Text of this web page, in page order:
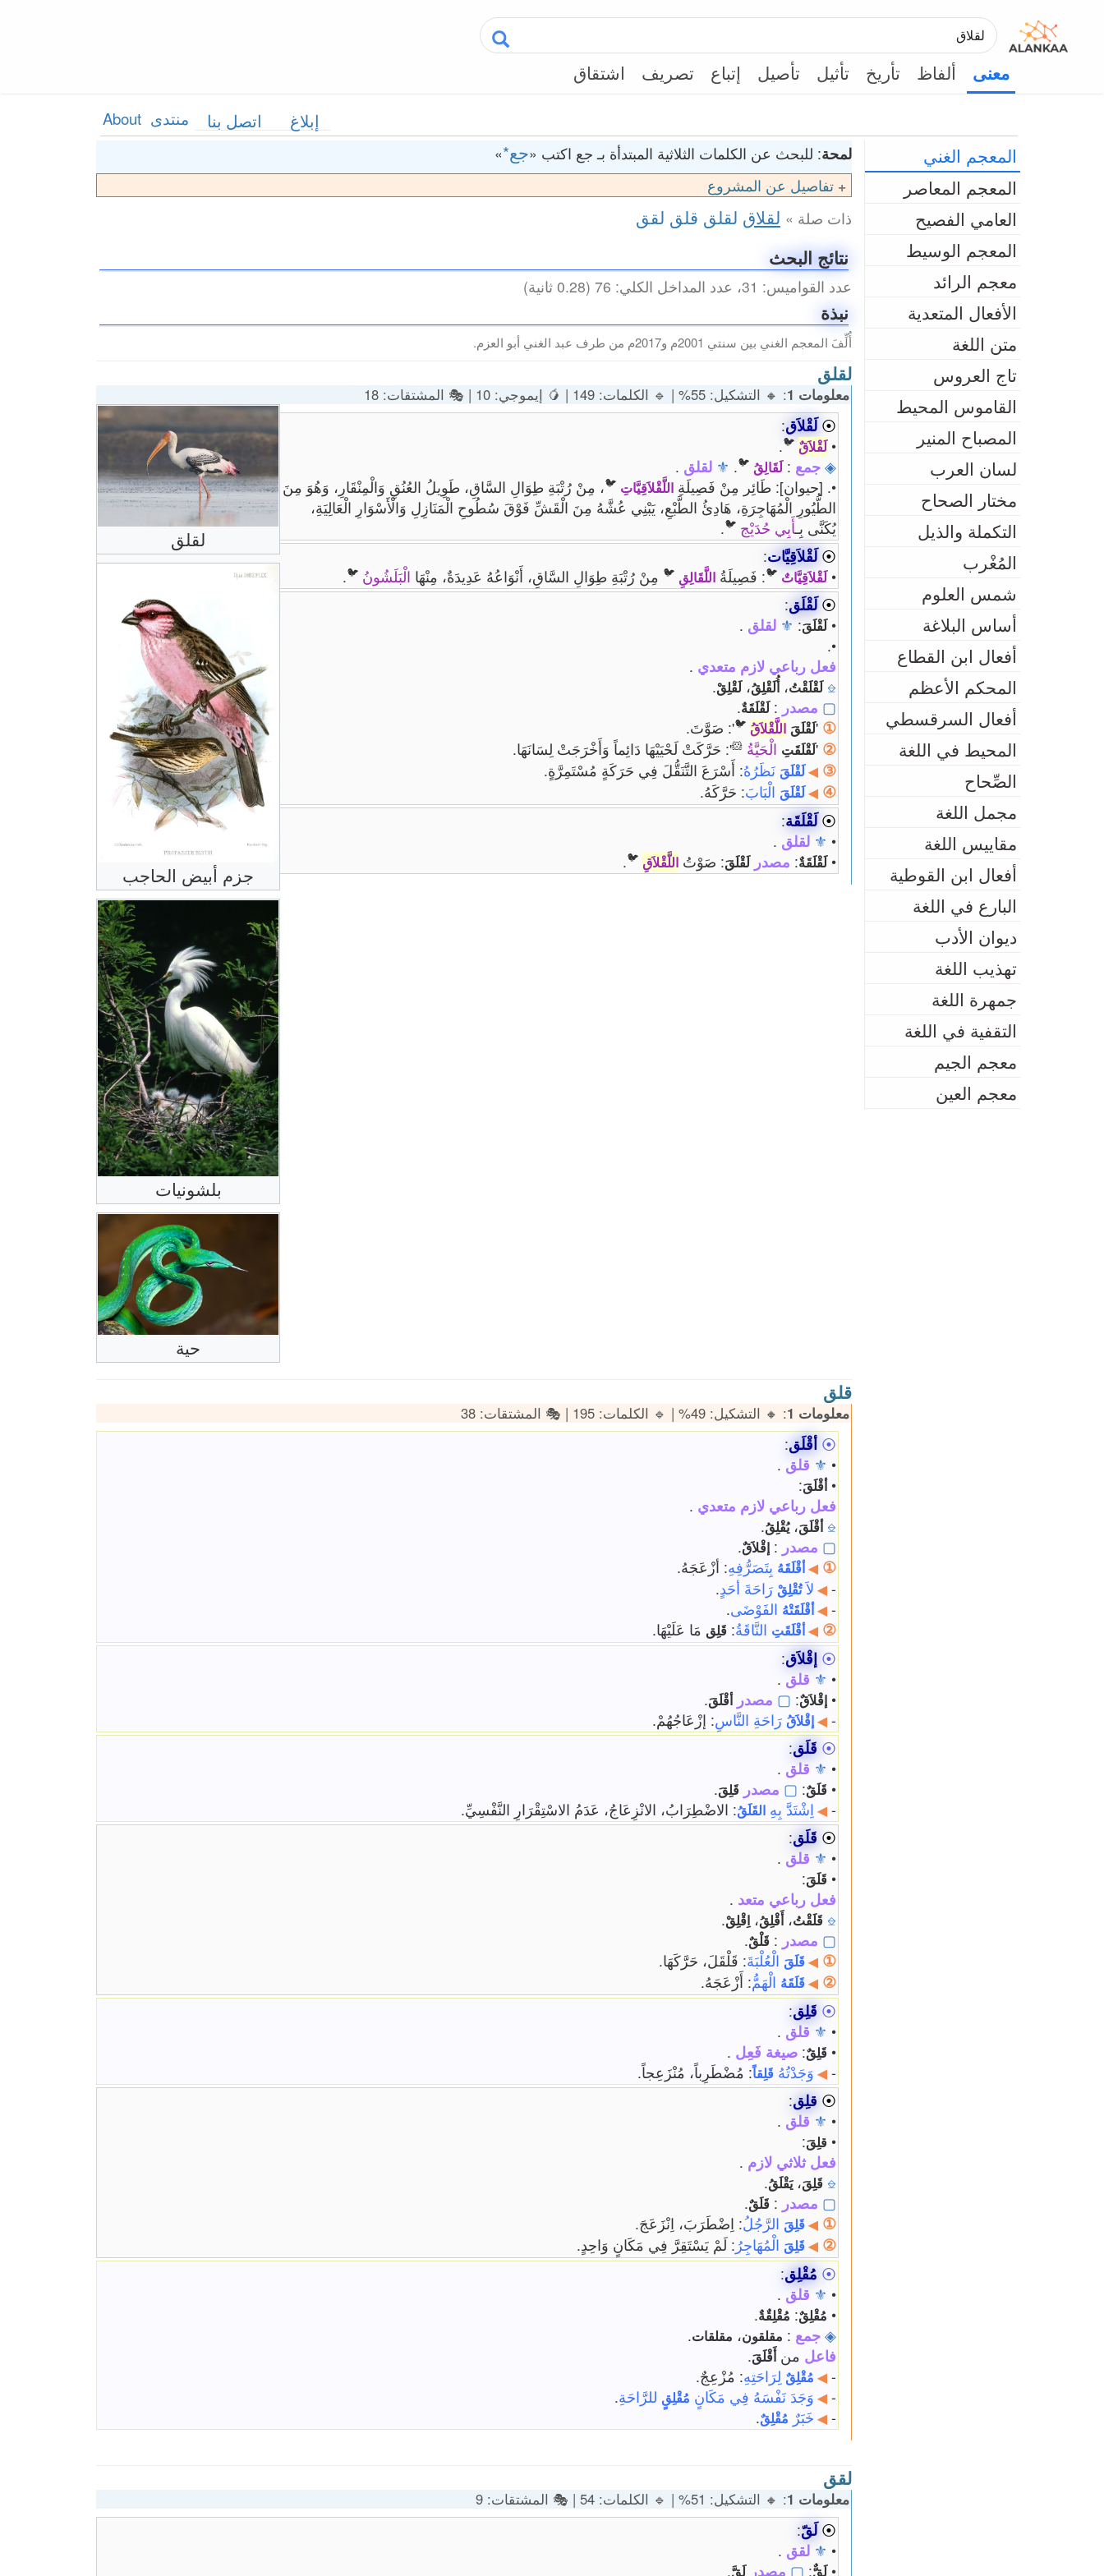
معنى ألفاظ تأريخ تأثيل تأصيل إتباع تصريف اشتقاق
About منتدى اتصل بنا إبلاغ
المعجم الغني
المعجم المعاصر
العامي الفصيح
المعجم الوسيط
معجم الرائد
الأفعال المتعدية
متن اللغة
تاج العروس
القاموس المحيط
المصباح المنير
لسان العرب
مختار الصحاح
التكملة والذيل
المُغْرب
شمس العلوم
أساس البلاغة
أفعال ابن القطاع
المحكم الأعظم
أفعال السرقسطي
المحيط في اللغة
الصِّحاح
مجمل اللغة
مقاييس اللغة
أفعال ابن القوطية
البارع في اللغة
ديوان الأدب
تهذيب اللغة
جمهرة اللغة
التقفية في اللغة
معجم الجيم
معجم العين
لمحة: للبحث عن الكلمات الثلاثية المبتدأة بـ جع اكتب «جع*»
تفاصيل عن المشروع
ذات صلة » لقلاق لقلق قلق لقق
نتائج البحث
عدد القواميس: 31، عدد المداخل الكلي: 76 (0.28 ثانية)
نبذة
أُلِّفَ المعجم الغني بين سنتي 2001م و2017م من طرف عبد الغني أبو العزم.
لقلق
معلومات 1 : 🔸 التشكيل: 55% | 🔹 الكلمات: 149 | 🥭 إيموجي: 10 | 🎭 المشتقات: 18
لقلق
جزم أبيض الحاجب
بلشونيات
حية
⦿ لَقْلاَق:
•لَقْلاَقٌ 🐦
.
◈ جمع :لَقَالِقُ 🐦
.
⚜ لقلق .
•. [حيوان]: طَائِر مِنْ فَصِيلَةِ اللَّقْلاَقِيَّاتِ 🐦، مِنْ رُتْبَةِ طِوَالِ السَّاقِ، طَوِيلُ العُنُقِ وَالْمِنْقَارِ، وَهُوَ مِنَ
الطُّيُورِ الْمُهَاجِرَةِ، هَادِئُ الطَّبْعِ، يَبْنِي عُشَّهُ مِنَ الْقَشِّ فَوْقَ سُطُوحِ الْمَنَازِلِ وَالْأَسْوَارِ الْعَالِيَةِ،
يُكَنَّى بِـأَبِي حُدَيْج 🐦
.
⦿ لَقْلاَقِيَّات:
•لَقْلاَقِيَّاتٌ 🐦: فَصِيلَةُ اللَّقَالِقِ 🐦 مِنْ رُتْبَةِ طِوَالِ السَّاقِ، أَنْوَاعُهُ عَدِيدَةٌ، مِنْهَا الْبَلَشُونُ 🐦
.
⦿ لَقْلَق:
•لَقْلَقَ:
⚜ لقلق .
•.
فعل رباعي لازم متعدي .
⎒لَقْلَقْتُ،أُلَقْلِقُ،لَقْلِقْ.
▢ مصدر :لَقْلَقَةٌ.
①
'لَقْلَقَ اللَّقْلاَقُ 🐦': صَوَّتَ.
②
'لَقْلَقَتِ الْحَيَّةُ 🐹': حَرَّكَتْ لَحْيَيْهَا دَائِماً وَأَخْرَجَتْ لِسَانَهَا.
③
◀لَقْلَقَ نَظَرُهُ: أَسْرَعَ التَّنَقُّلَ فِي حَرَكَةٍ مُسْتَمِرَّةٍ.
④
◀لَقْلَقَ الْبَابَ: حَرَّكَهُ.
⦿ لَقْلَقَة:
•
⚜ لقلق .
•لَقْلَقَةٌ: مصدرلَقْلَقَ: صَوْتُ اللَّقْلاَقِ 🐦
.
قلق
معلومات 1 : 🔸 التشكيل: 49% | 🔹 الكلمات: 195 | 🎭 المشتقات: 38
⦿ أقْلَق:
•
⚜ قلق .
•أقْلَقَ:
فعل رباعي لازم متعدي .
⎒أقْلَقَ،يُقْلِقُ.
▢ مصدر : إقْلاَقٌ.
①
◀أقْلَقَهُ بِتَصَرُّفِهِ: أزْعَجَهُ.
-
◀ لاَتُقْلِقْ رَاحَةَ أحَدٍ.
-
◀أقْلَقَتْهُ الفَوْضَى.
②
◀أقْلَقَتِ النَّاقَةُ: قَلِق مَا عَلَيْهَا.
⦿ إقْلاَق:
•
⚜ قلق .
• إقْلاَقٌ:
▢ مصدرأقْلَقَ.
-
◀إقْلاَقُرَاحَةِ النَّاسِ: إزْعَاجُهُمْ.
⦿ قَلَق:
•
⚜ قلق .
• قَلَقٌ:
▢ مصدر قَلِقَ.
-
◀ اِشْتَدَّ بِهِ القَلَقُ: الاضْطِرَابُ، الانْزِعَاجُ، عَدَمُ الاسْتِقْرَارِ النَّفْسِيِّ.
⦿ قَلَق:
•
⚜ قلق .
• قَلَقَ:
فعل رباعي متعد .
⎒ قَلَقْتُ،أَقْلِقُ، اِقْلِقْ.
▢ مصدر : قَلْقٌ.
①
◀قَلَقَ الْعُلْبَةَ: قَلْقَلَ، حَرَّكَهَا.
②
◀قَلَقَهُ الْهَمُّ: أَزْعَجَهُ.
⦿ قَلِق:
•
⚜ قلق .
• قَلِقٌ: صيغة فَعِل .
-
◀ وَجَدْتُهُ قَلِقاً: مُضْطَرِباً، مُنْزَعِجاً.
⦿ قلِق:
•
⚜ قلق .
• قلِقَ:
فعل ثلاثي لازم .
⎒ قَلِقَ،يَقْلَقُ.
▢ مصدر : قَلَقٌ.
①
◀قَلِقَ الرَّجُلُ: اِضْطَرَبَ، اِنْزَعَجَ.
②
◀قَلِقَ الْمُهَاجِرُ : لَمْ يَسْتَقِرَّ فِي مَكَانٍ وَاحِدٍ.
⦿ مُقْلِق:
•
⚜ قلق .
• مُقْلِقٌ: مُقْلِقٌةٌ.
◈ جمع : مقلقون، مقلقات.
فاعل منأَقْلَقَ.
-
◀ مُقْلِقٌ لِرَاحَتِهِ: مُزْعِجٌ.
-
◀ وَجَدَ نَفْسَهُ فِي مَكَانٍ مُقْلِقٍ للرَّاحَةِ.
-
◀ خَبَرٌ مُقْلِقٌ.
لقق
معلومات 1 : 🔸 التشكيل: 51% | 🔹 الكلمات: 54 | 🎭 المشتقات: 9
⦿ لَقّ:
•
⚜ لقق .
•لَقٌّ:
▢ مصدرلَقَّ.